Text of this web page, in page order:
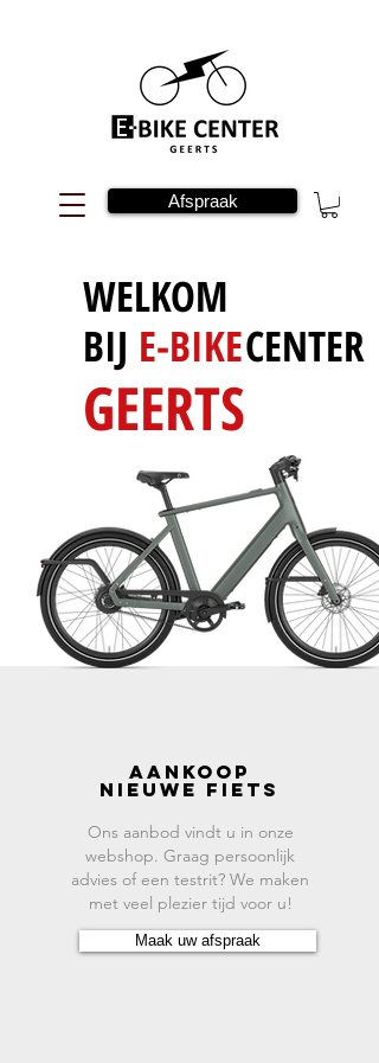
Afspraak
GEERTS
CENTER
BIJ E-BIKE
WELKOM
AANKOOP
NIEUWE FIETS
Ons aanbod vindt u in onze
webshop. Graag persoonlijk
advies of een testrit? We maken
met veel plezier tijd voor u!
Maak uw afspraak